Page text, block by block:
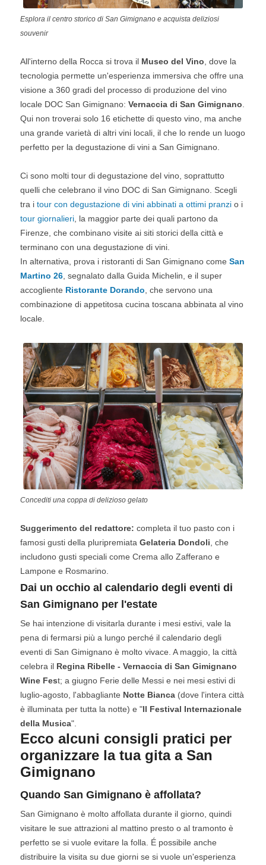
Esplora il centro storico di San Gimignano e acquista deliziosi
souvenir
All'interno della Rocca si trova il Museo del Vino , dove la
tecnologia permette un'esperienza immersiva che offre una
visione a 360 gradi del processo di produzione del vino
locale DOC San Gimignano:Vernaccia di San Gimignano
Qui non troverai solo 16 etichette di questo vino, ma anche
una grande varietà di altri vini locali, il che lo rende un luogo
perfetto per la degustazione di vini a San Gimignano.
Ci sono molti tour di degustazione del vino, soprattutto
quelli che celebrano il vino DOC di San Gimignano. Scegli
tra itour con degustazione di vini abbinati a ottimi pranzi o i
tour giornalieri , la maggior parte dei quali partono da
Firenze, che combinano visite ai siti storici della città e
terminano con una degustazione di vini.
In alternativa, prova i ristoranti di San Gimignano comeSan
Martino 26 , segnalato dalla Guida Michelin, e il super
accogliente Ristorante Dorando , che servono una
combinazione di appetitosa cucina toscana abbinata al vino
locale.
Concediti una coppa di delizioso gelato
Suggerimento del redattore:completa il tuo pasto con i
famosi gusti della pluripremiataGelateria Dondoli , che
includono gusti speciali come Crema allo Zafferano e
Lampone e Rosmarino.
Dai un occhio al calendario degli eventi di
San Gimignano per l'estate
Se hai intenzione di visitarla durante i mesi estivi, vale la
pena di fermarsi più a lungo perché il calendario degli
eventi di San Gimignano è molto vivace. A maggio, la città
celebra il Regina Ribelle - Vernaccia di San Gimignano
Wine Fest; a giugno Ferie delle Messi e nei mesi estivi di
luglio-agosto, l'abbagliante Notte Bianca (dove l'intera città
è illuminata per tutta la notte) e "Il Festival Internazionale
della Musica".
Ecco alcuni consigli pratici per
organizzare la tua gita a San
Gimignano
Quando San Gimignano è affollata?
San Gimignano è molto affollata durante il giorno, quindi
visitare le sue attrazioni al mattino presto o al tramonto è
perfetto se si vuole evitare la folla. É possibile anche
distribuire la visita su due giorni se si vuole un'esperienza